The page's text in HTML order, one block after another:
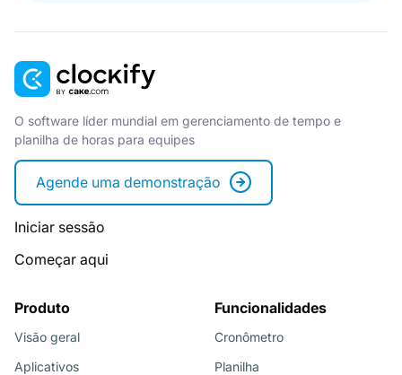
O software líder mundial em gerenciamento de tempo e
planilha de horas para equipes
Agende uma demonstração
Iniciar sessão
Começar aqui
Produto
Visão geral
Aplicativos
Funcionalidades
Cronômetro
Planilha